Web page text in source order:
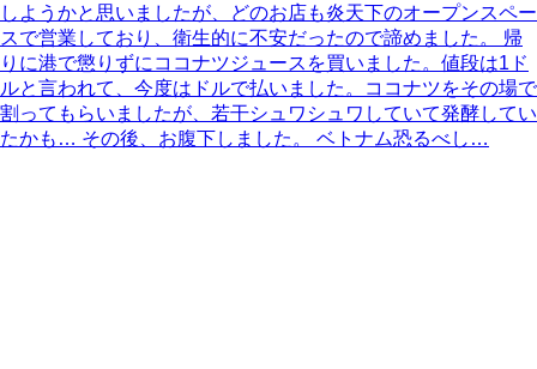
しようかと思いましたが、どのお店も炎天下のオープンスペー
スで営業しており、衛生的に不安だったので諦めました。 帰
りに港で懲りずにココナツジュースを買いました。値段は1ド
ルと言われて、今度はドルで払いました。ココナツをその場で
割ってもらいましたが、若干シュワシュワしていて発酵してい
たかも… その後、お腹下しました。 ベトナム恐るべし…